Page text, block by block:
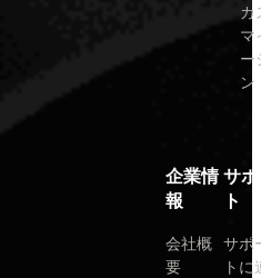
カ
マ
ー
ン
企業情
報
会社概
要
サ
ト
サポ
トに